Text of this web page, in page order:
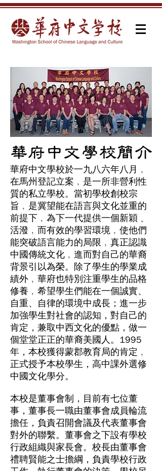
​華府中文學校簡介
華府中文學校於一九八六年八月﹐
在馬州登記立案﹐是一所非營利性
質的私立學校。當初學校創校宗
旨﹐是冀望能在語言與文化並重的
前提下﹐為下一代提供一個新穎﹑
活潑﹐而有效的學習環境﹐使他們
能突破語言能力的局限﹐真正認識
中國傳統文化﹐進而對自己的華裔
背景引以為榮。除了學生的學業成
績外﹐華府也特別注重學生的品格
修養﹐希望學生們能在一個誠實、
自重、自律的環境中成長；進一步
加強學生對社會的認知，對自己的
肯定，兼取中西文化的優點，做一
個堂堂正正的華裔美國人。1995
年，本校獲得蒙郡教育局的肯定﹐
正式授予本校學生，高中課外選修
中國文化學分。
本校是董事會制，目前有七位董
事，董事長一職由董事會成員輪流
擔任，負責召開會議及代表董事會
對外的聯繫。董事會之下設有學校
行政組織與家長會。校長由董事會
禮聘賢能之士擔綱，負責學校行政